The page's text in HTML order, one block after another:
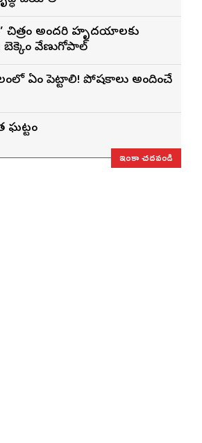
చిత్రం అందరి హృదయాలకు
బెక్కెం వేణుగోపాల్‌
ఏం పెట్టాలి! పోషకాలు అందించే
ఘట్టం
ఇంకా చదవండి